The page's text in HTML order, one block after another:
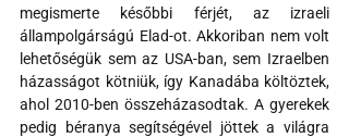
megismerte későbbi férjét, az izraeli
állampolgárságú Elad-ot. Akkoriban nem volt
lehetőségük sem az USA-ban, sem Izraelben
házasságot kötniük, így Kanadába költöztek,
ahol 2010-ben összeházasodtak. A gyerekek
pedig béranya segítségével jöttek a világra